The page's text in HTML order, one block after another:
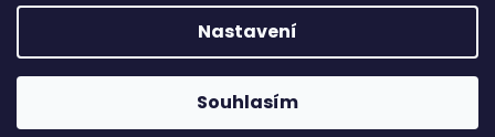
Nastavení
Souhlasím
Copyright 2026CeliakShop.cz. Všechna práva
vyhrazena.